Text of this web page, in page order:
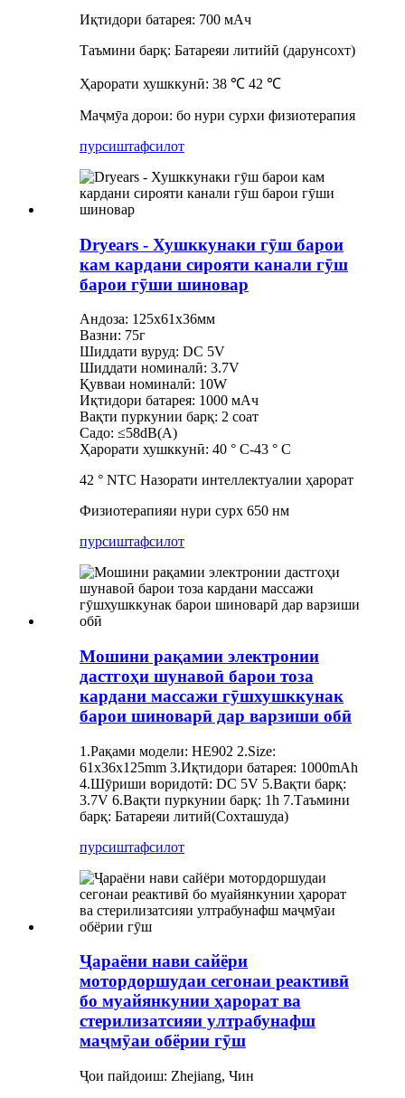
Иқтидори батарея: 700 мАч
Таъмини барқ: Батареяи литийӣ (дарунсохт)
Ҳарорати хушккунӣ: 38 ℃ 42 ℃
Маҷмӯа дорои: бо нури сурхи физиотерапия
пурсиштафсилот
Dryears - Хушккунаки гӯш барои
кам кардани сирояти канали гӯш
барои гӯши шиновар
Андоза: 125x61x36мм
Вазни: 75г
Шиддати вуруд: DC 5V
Шиддати номиналӣ: 3.7V
Қувваи номиналӣ: 10W
Иқтидори батарея: 1000 мАч
Вақти пуркунии барқ: 2 соат
Садо: ≤58dB(A)
Ҳарорати хушккунӣ: 40 ° C-43 ° C
42 ° NTC Назорати интеллектуалии ҳарорат
Физиотерапияи нури сурх 650 нм
пурсиштафсилот
Мошини рақамии электронии
дастгоҳи шунавоӣ барои тоза
кардани массажи гӯшхушккунак
барои шиноварӣ дар варзиши обӣ
1.Рақами модели: HE902 2.Size:
61x36x125mm 3.Иқтидори батарея: 1000mAh
4.Шӯриши воридотӣ: DC 5V 5.Вақти барқ:
3.7V 6.Вақти пуркунии барқ: 1h 7.Таъмини
барқ: Батареяи литий(Сохташуда)
пурсиштафсилот
Ҷараёни нави сайёри
мотордоршудаи сегонаи реактивӣ
бо муайянкунии ҳарорат ва
стерилизатсияи ултрабунафш
маҷмӯаи обёрии гӯш
Ҷои пайдоиш: Zhejiang, Чин